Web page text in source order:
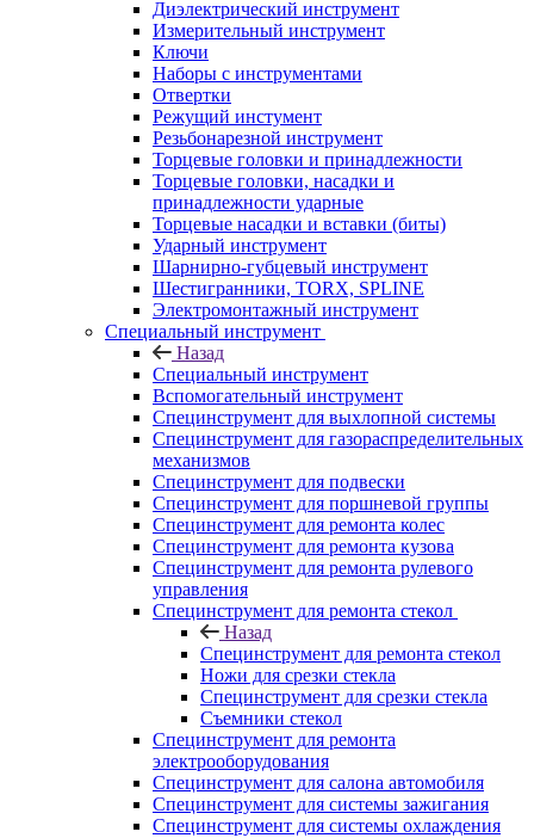
Диэлектрический инструмент
Измерительный инструмент
Ключи
Наборы с инструментами
Отвертки
Режущий инстумент
Резьбонарезной инструмент
Торцевые головки и принадлежности
Торцевые головки, насадки и
принадлежности ударные
Торцевые насадки и вставки (биты)
Ударный инструмент
Шарнирно-губцевый инструмент
Шестигранники, TORX, SPLINE
Электромонтажный инструмент
Специальный инструмент
Назад
Специальный инструмент
Вспомогательный инструмент
Специнструмент для выхлопной системы
Специнструмент для газораспределительных
механизмов
Специнструмент для подвески
Специнструмент для поршневой группы
Специнструмент для ремонта колес
Специнструмент для ремонта кузова
Специнструмент для ремонта рулевого
управления
Специнструмент для ремонта стекол
Назад
Специнструмент для ремонта стекол
Ножи для срезки стекла
Специнструмент для срезки стекла
Съемники стекол
Специнструмент для ремонта
электрооборудования
Специнструмент для салона автомобиля
Специнструмент для системы зажигания
Специнструмент для системы охлаждения